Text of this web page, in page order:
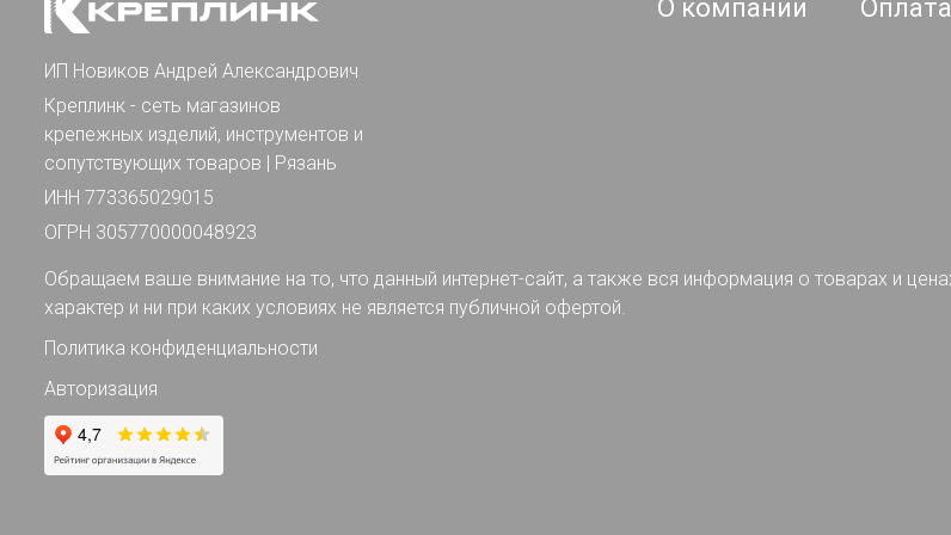
ИП Новиков Андрей Александрович
Креплинк - сеть магазинов
крепежных изделий, инструментов и
сопутствующих товаров | Рязань
ИНН 773365029015
ОГРН 305770000048923
О компании Оплата
Обращаем ваше внимание на то, что данный интернет-сайт, а также вся информация о товарах и
характер и ни при каких условиях не является публичной офертой.
Политика конфиденциальности
Авторизация